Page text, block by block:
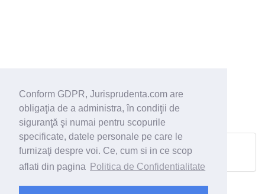
Conform GDPR, Jurisprudenta.com are
obligaţia de a administra, în condiţii de
siguranţă şi numai pentru scopurile
specificate, datele personale pe care le
furnizaţi despre voi. Ce, cum si in ce scop
aflati din pagina
Politica de Confidentialitate
Pagina urmatoare